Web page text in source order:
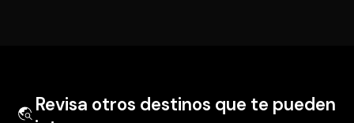
Revisa otros destinos que te pueden